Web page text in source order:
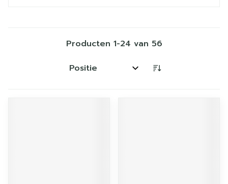
Producten 1-24 van 56
Sorteer op: